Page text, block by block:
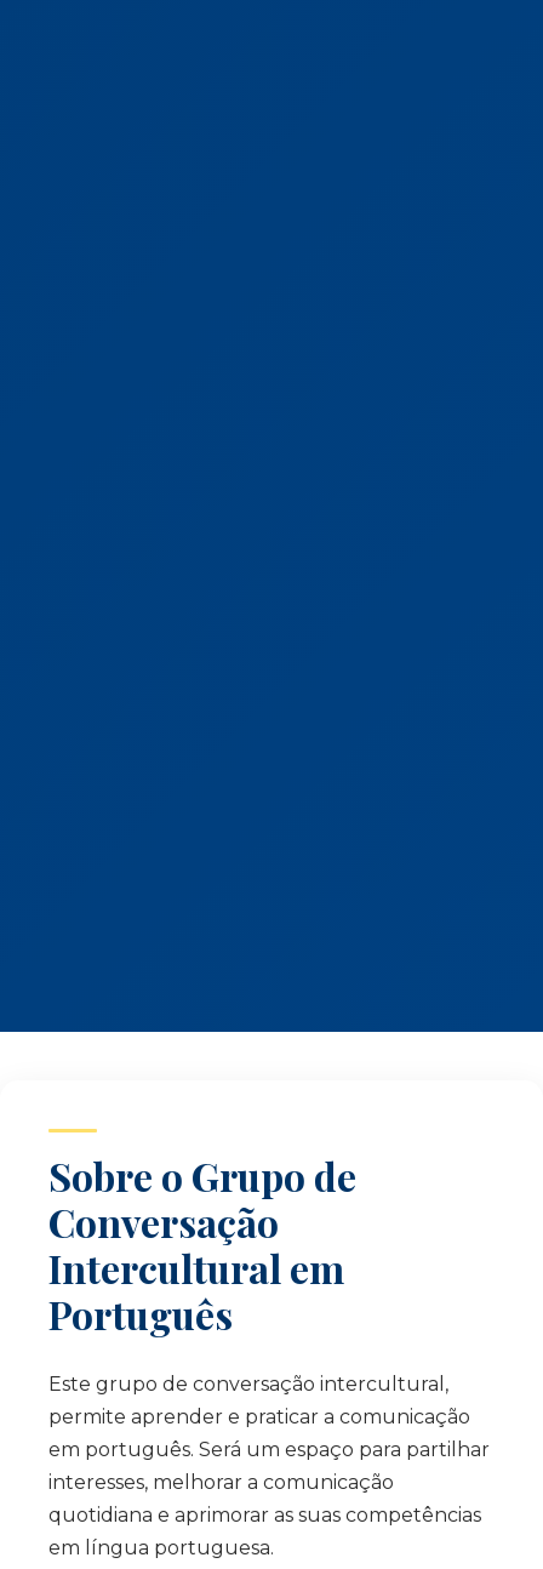
Sobre o Grupo de
Conversação
Intercultural em
Português
Este grupo de conversação intercultural,
permite aprender e praticar a comunicação
em português. Será um espaço para partilhar
interesses, melhorar a comunicação
quotidiana e aprimorar as suas competências
em língua portuguesa.